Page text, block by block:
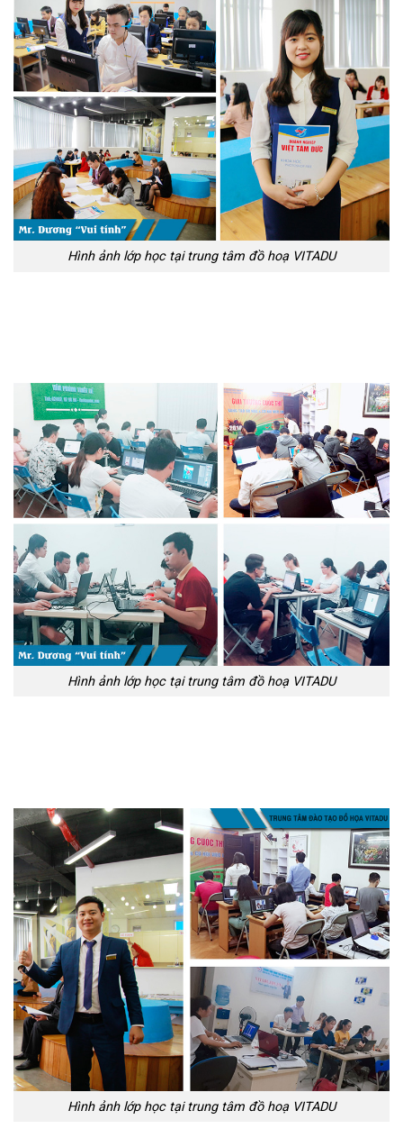
Hình ảnh lớp học tại trung tâm đồ hoạ VITADU
Hình ảnh lớp học tại trung tâm đồ hoạ VITADU
Hình ảnh lớp học tại trung tâm đồ hoạ VITADU